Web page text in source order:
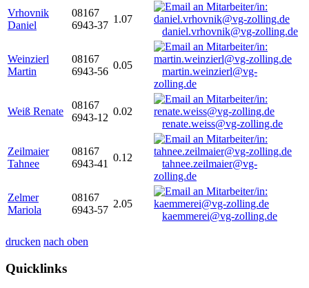
Vrhovnik
Daniel
08167
6943-37
1.07
daniel.vrhovnik@vg-zolling.de
Weinzierl
Martin
08167
6943-56
0.05
martin.weinzierl@vg-
zolling.de
Weiß Renate
08167
6943-12
0.02
renate.weiss@vg-zolling.de
Zeilmaier
Tahnee
08167
6943-41
0.12
tahnee.zeilmaier@vg-
zolling.de
Zelmer
Mariola
08167
6943-57
2.05
kaemmerei@vg-zolling.de
drucken nach oben
Quicklinks